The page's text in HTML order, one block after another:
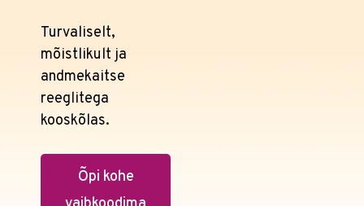
Turvaliselt,
mõistlikult ja
andmekaitse
reeglitega
kooskõlas.
Õpi kohe